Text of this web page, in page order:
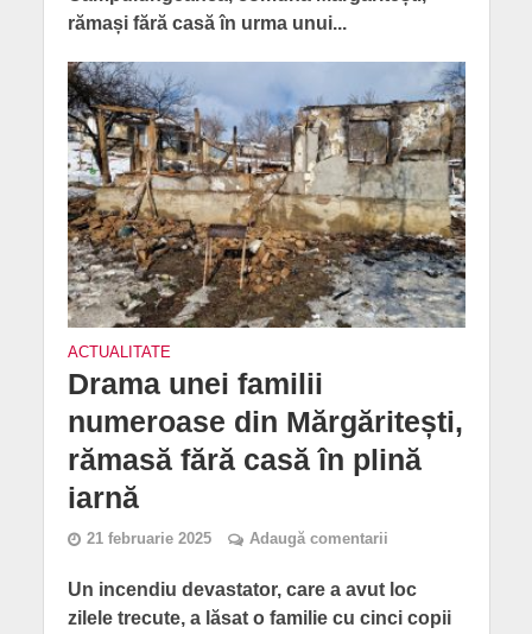
rămași fără casă în urma unui...
ACTUALITATE
Drama unei familii
numeroase din Mărgăritești,
rămasă fără casă în plină
iarnă
21 februarie 2025 Adaugă comentarii
Un incendiu devastator, care a avut loc
zilele trecute, a lăsat o familie cu cinci copii